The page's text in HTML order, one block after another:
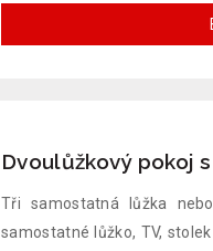
Dvoulůžkový pokoj
Tři samostatná lůžka
samostatné lůžko, TV,